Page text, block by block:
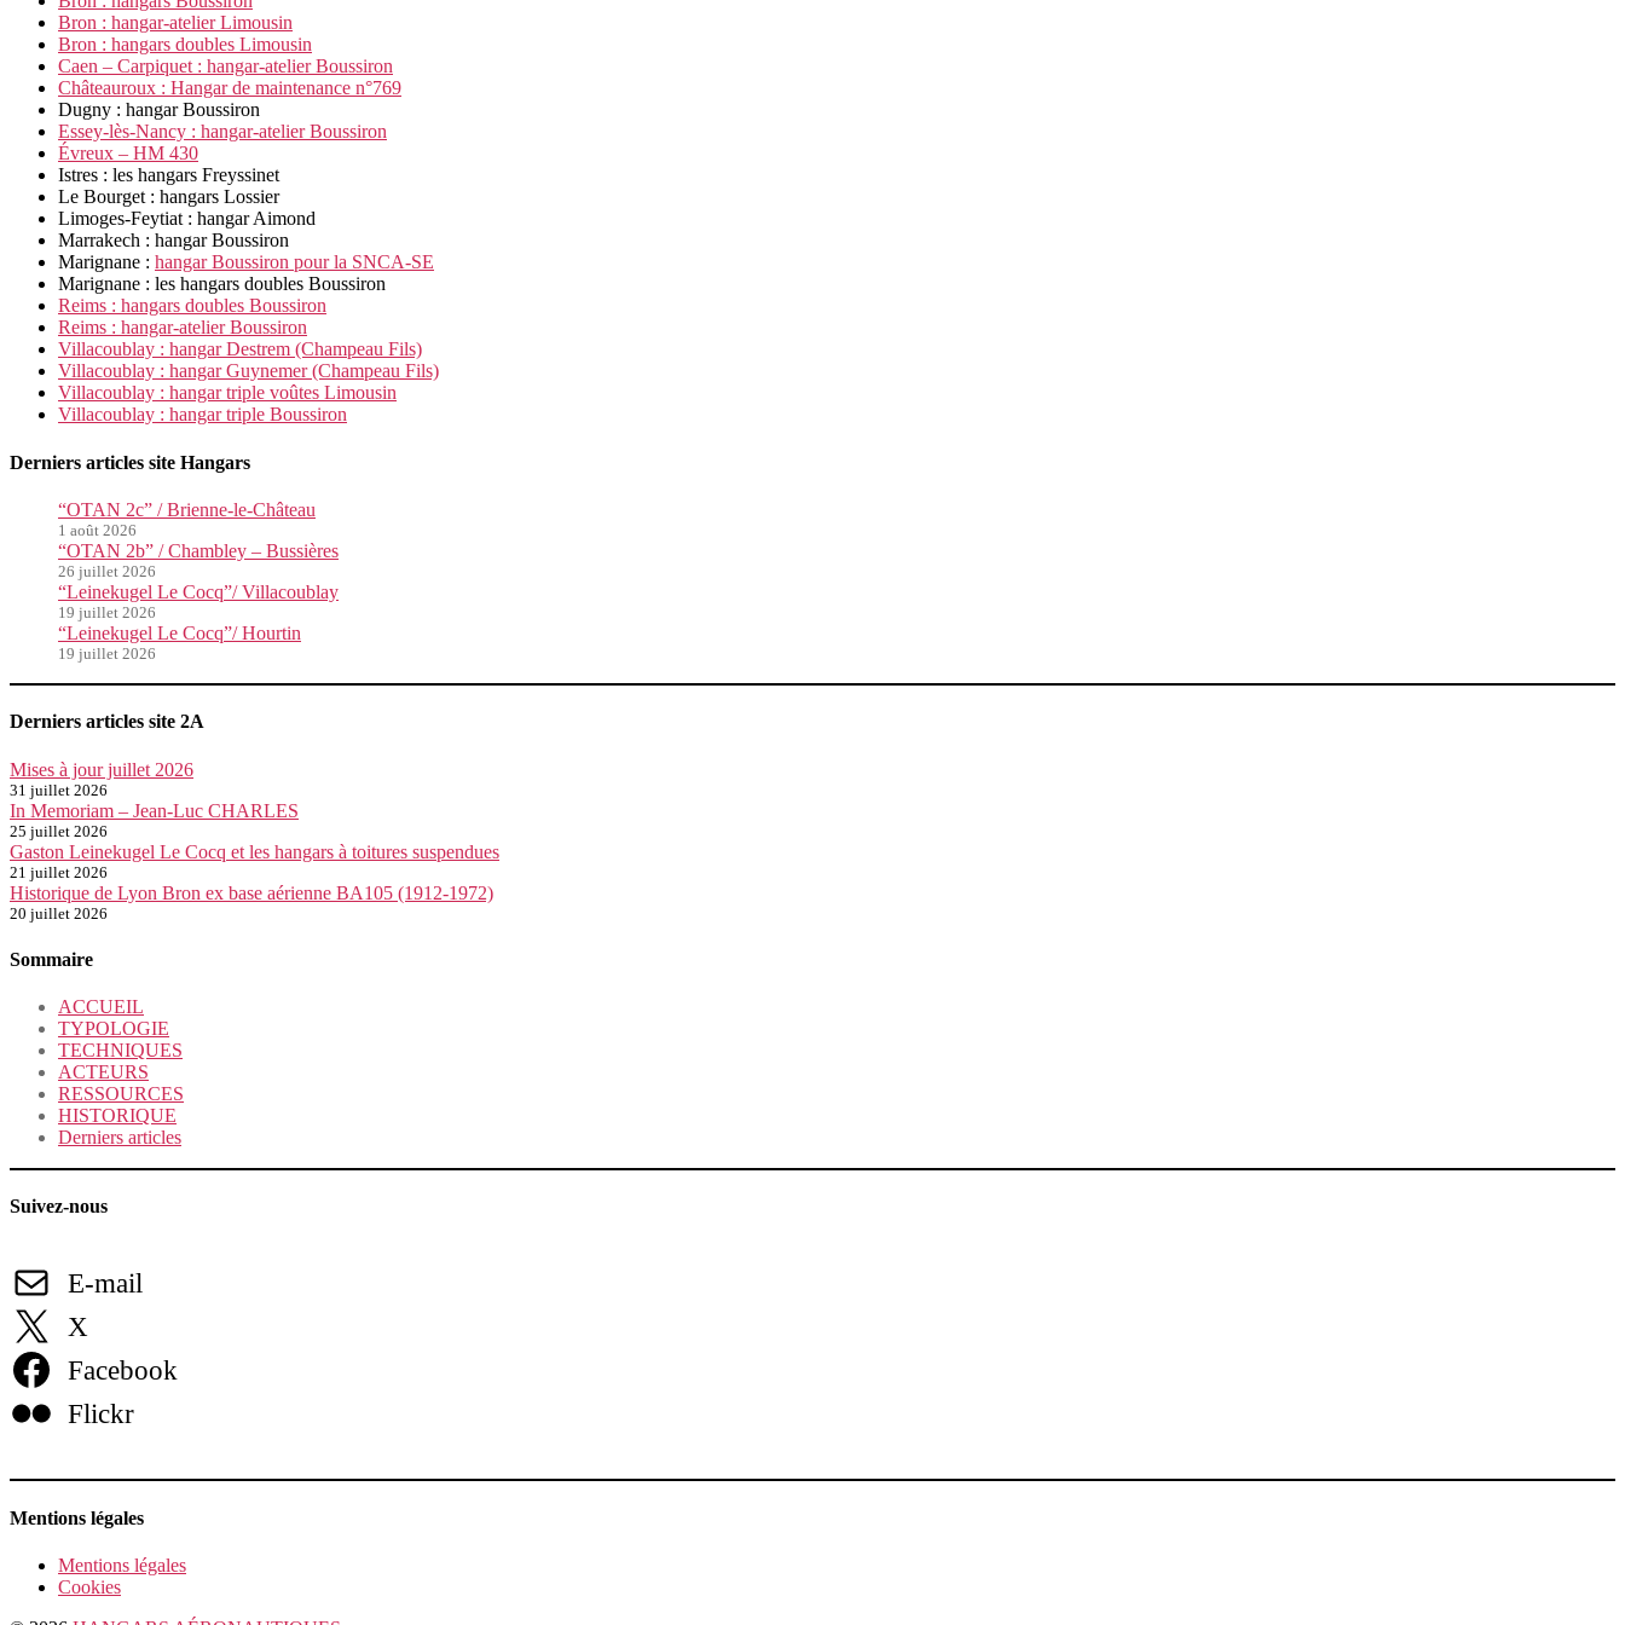
Bron : hangar-atelier Limousin
Bron : hangars doubles Limousin
Caen – Carpiquet : hangar-atelier Boussiron
Châteauroux : Hangar de maintenance n°769
Dugny : hangar Boussiron
Essey-lès-Nancy : hangar-atelier Boussiron
Évreux – HM 430
Istres : les hangars Freyssinet
Le Bourget : hangars Lossier
Limoges-Feytiat : hangar Aimond
Marrakech : hangar Boussiron
Marignane : hangar Boussiron pour la SNCA-SE
Marignane : les hangars doubles Boussiron
Reims : hangars doubles Boussiron
Reims : hangar-atelier Boussiron
Villacoublay : hangar Destrem (Champeau Fils)
Villacoublay : hangar Guynemer (Champeau Fils)
Villacoublay : hangar triple voûtes Limousin
Villacoublay : hangar triple Boussiron
Derniers articles site Hangars
“OTAN 2c” / Brienne-le-Château
1 août 2026
“OTAN 2b” / Chambley – Bussières
26 juillet 2026
“Leinekugel Le Cocq”/ Villacoublay
19 juillet 2026
“Leinekugel Le Cocq”/ Hourtin
19 juillet 2026
Derniers articles site 2A
Mises à jour juillet 2026
31 juillet 2026
In Memoriam – Jean-Luc CHARLES
25 juillet 2026
Gaston Leinekugel Le Cocq et les hangars à toitures suspendues
21 juillet 2026
Historique de Lyon Bron ex base aérienne BA105 (1912-1972)
20 juillet 2026
Sommaire
ACCUEIL
TYPOLOGIE
TECHNIQUES
ACTEURS
RESSOURCES
HISTORIQUE
Derniers articles
Suivez-nous
E-mail
X
Facebook
Flickr
Mentions légales
Mentions légales
Cookies